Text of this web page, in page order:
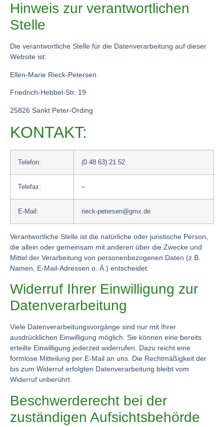
Hinweis zur verantwortlichen
Stelle
Die verantwortliche Stelle für die Datenverarbeitung auf dieser
Website ist:
Ellen-Marie Rieck-Petersen
Friedrich-Hebbel-Str. 19
25826 Sankt Peter-Ording
KONTAKT:
Telefon: (0 48 63) 21 52
Telefax: –
E-Mail: rieck-petersen@gmx.de
Verantwortliche Stelle ist die natürliche oder juristische Person,
die allein oder gemeinsam mit anderen über die Zwecke und
Mittel der Verarbeitung von personenbezogenen Daten (z.B.
Namen, E-Mail-Adressen o. Ä.) entscheidet.
Widerruf Ihrer Einwilligung zur
Datenverarbeitung
Viele Datenverarbeitungsvorgänge sind nur mit Ihrer
ausdrücklichen Einwilligung möglich. Sie können eine bereits
erteilte Einwilligung jederzeit widerrufen. Dazu reicht eine
formlose Mitteilung per E-Mail an uns. Die Rechtmäßigkeit der
bis zum Widerruf erfolgten Datenverarbeitung bleibt vom
Widerruf unberührt.
Beschwerderecht bei der
zuständigen Aufsichtsbehörde